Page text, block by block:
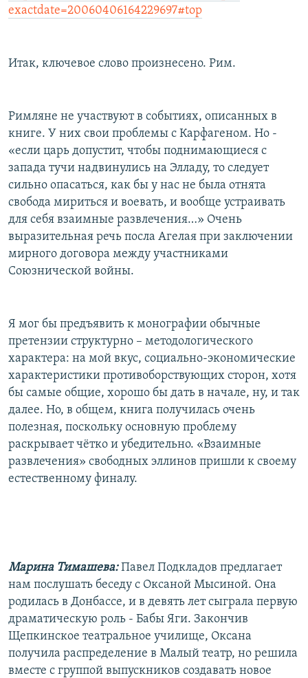
exactdate=20060406164229697#top
Итак, ключевое слово произнесено. Рим.
Римляне не участвуют в событиях, описанных в
книге. У них свои проблемы с Карфагеном. Но -
«если царь допустит, чтобы поднимающиеся с
запада тучи надвинулись на Элладу, то следует
сильно опасаться, как бы у нас не была отнята
свобода мириться и воевать, и вообще устраивать
для себя взаимные развлечения…» Очень
выразительная речь посла Агелая при заключении
мирного договора между участниками
Союзнической войны.
Я мог бы предъявить к монографии обычные
претензии структурно – методологического
характера: на мой вкус, социально-экономические
характеристики противоборствующих сторон, хотя
бы самые общие, хорошо бы дать в начале, ну, и так
далее. Но, в общем, книга получилась очень
полезная, поскольку основную проблему
раскрывает чётко и убедительно. «Взаимные
развлечения» свободных эллинов пришли к своему
естественному финалу.
Марина Тимашева:Павел Подкладов предлагает
нам послушать беседу с Оксаной Мысиной. Она
родилась в Донбассе, и в девять лет сыграла первую
драматическую роль - Бабы Яги. Закончив
Щепкинское театральное училище, Оксана
получила распределение в Малый театр, но решила
вместе с группой выпускников создавать новое